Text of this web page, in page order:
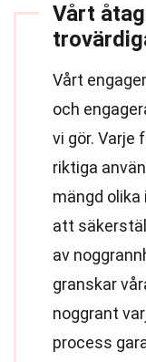
Vårt
Vårt
och
vi gör. Varje
riktiga
mängd
att
av
granskar
noggrant
process